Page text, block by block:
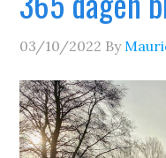
03/10/2022 By